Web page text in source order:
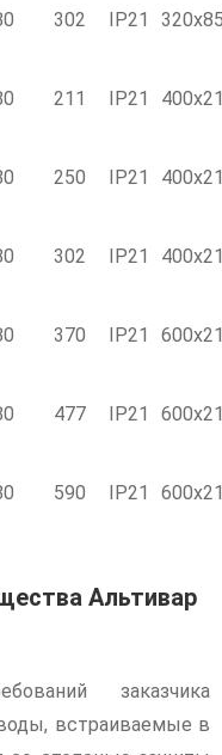
302 IP21
211 IP21
250 IP21
302 IP21
370 IP21
477 IP21
590 IP21
Альтивар
заказчика
встраиваемые в